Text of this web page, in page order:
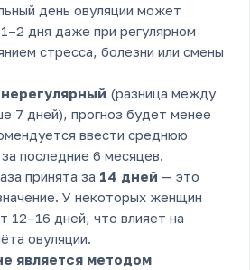
день овуляции может
дня даже при регулярном
стресса, болезни или смены
нерегулярный (разница между
7 дней), прогноз будет менее
ввести среднюю
последние 6 месяцев.
принята за 14 дней — это
У некоторых женщин
12–16 дней, что влияет на
овуляции.
является методом